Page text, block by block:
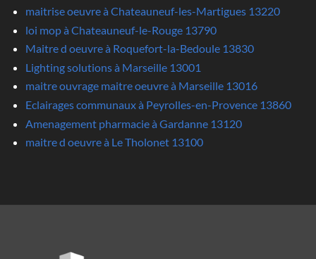
maitrise oeuvre à Chateauneuf-les-Martigues 13220
loi mop à Chateauneuf-le-Rouge 13790
Maitre d oeuvre à Roquefort-la-Bedoule 13830
Lighting solutions à Marseille 13001
maitre ouvrage maitre oeuvre à Marseille 13016
Eclairages communaux à Peyrolles-en-Provence 13860
Amenagement pharmacie à Gardanne 13120
maitre d oeuvre à Le Tholonet 13100